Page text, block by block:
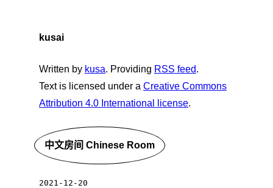
kusai
Written by kusa. Providing RSS feed.
Text is licensed under a Creative Commons
Attribution 4.0 International license.
中文房间 Chinese Room
2021-12-20